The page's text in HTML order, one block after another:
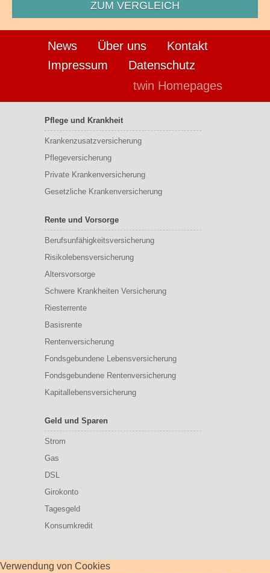
ZUM VERGLEICH
News Über uns
Kontakt
Impressum
Datenschutz
twin Homepages
Pflege und Krankheit
Krankenzusatzversicherung
Pflegeversicherung
Private Krankenversicherung
Gesetzliche Krankenversicherung
Rente und Vorsorge
Berufs­unfähigkeitsversicherung
Risikolebensversicherung
Altersvorsorge
Schwere Krankheiten Versicherung
Riesterrente
Basisrente
Rentenversicherung
Fondsgebundene Lebensversicherung
Fondsgebundene Rentenversicherung
Kapitallebensversicherung
Geld und Sparen
Strom
Gas
DSL
Girokonto
Tagesgeld
Konsumkredit
Verwendung von Cookies